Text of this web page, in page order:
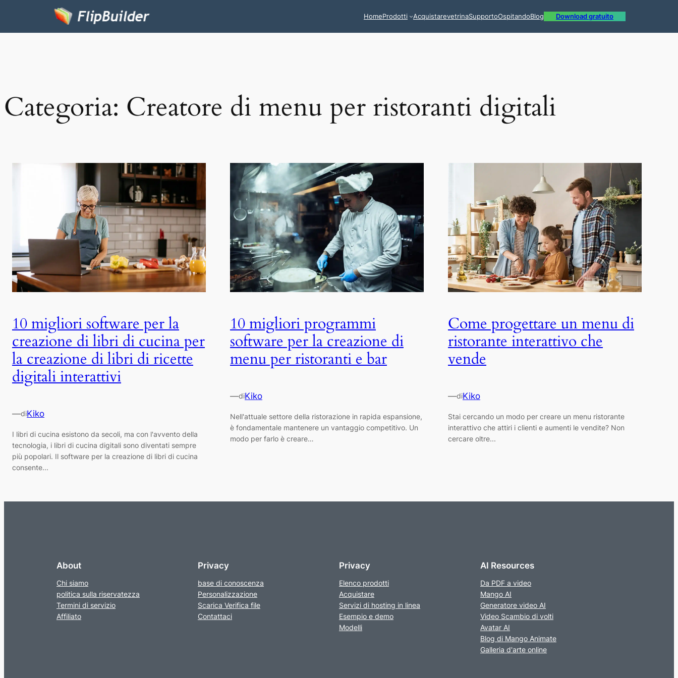
HomeProdotti AcquistarevetrinaSupportoOspitandoBlog Download gratuito
Categoria: Creatore di menu per ristoranti digitali
10 migliori software per la
creazione di libri di cucina per
la creazione di libri di ricette
digitali interattivi
—diKiko
I libri di cucina esistono da secoli, ma con l'avvento della
tecnologia, i libri di cucina digitali sono diventati sempre
più popolari. Il software per la creazione di libri di cucina
consente...
10 migliori programmi
software per la creazione di
menu per ristoranti e bar
—diKiko
Nell'attuale settore della ristorazione in rapida espansione,
è fondamentale mantenere un vantaggio competitivo. Un
modo per farlo è creare…
Come progettare un menu di
ristorante interattivo che
vende
—diKiko
Stai cercando un modo per creare un menu ristorante
interattivo che attiri i clienti e aumenti le vendite? Non
cercare oltre...
About
Chi siamo
politica sulla riservatezza
Termini di servizio
Affiliato
Privacy
base di conoscenza
Personalizzazione
Scarica Verifica file
Contattaci
Privacy
Elenco prodotti
Acquistare
Servizi di hosting in linea
Esempio e demo
Modelli
AI Resources
Da PDF a video
Mango AI
Generatore video AI
Video Scambio di volti
Avatar AI
Blog di Mango Animate
Galleria d'arte online